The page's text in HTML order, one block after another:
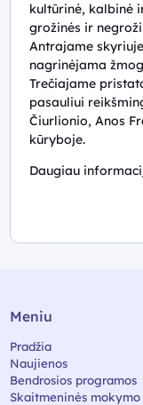
kultūrinė, kalbinė
grožinės ir
Antrajame
nagrinėjama
Trečiajame
pasauliui
Čiurlionio, Anos
kūryboje.
Daugiau
Meniu
Pradžia
Naujienos
Bendrosios programos
Skaitmeninės